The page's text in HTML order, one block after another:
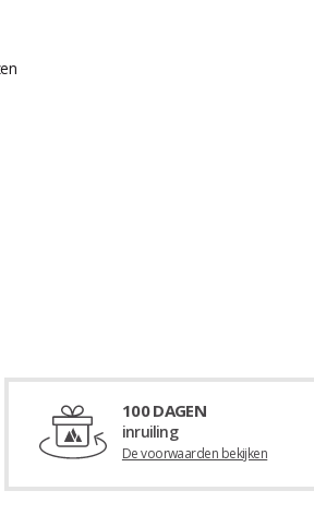
100 DAGEN
inruiling
De voorwaarden bekijken